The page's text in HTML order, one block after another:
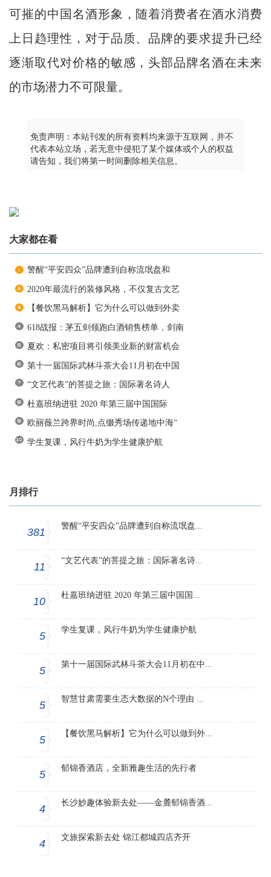
可摧的中国名酒形象，随着消费者在酒水消费
上日趋理性，对于品质、品牌的要求提升已经
逐渐取代对价格的敏感，头部品牌名酒在未来
的市场潜力不可限量。
免责声明：本站刊发的所有资料均来源于互联网，并不
代表本站立场，若无意中侵犯了某个媒体或个人的权益
请告知，我们将第一时间删除相关信息。
大家都在看
警醒“平安四众”品牌遭到自称流氓盘和
2020年最流行的装修风格，不仅复古文艺
【餐饮黑马解析】它为什么可以做到外卖
618战报：茅五剑领跑白酒销售榜单，剑南
夏欢：私密项目将引领美业新的财富机会
第十一届国际武林斗茶大会11月初在中国
“文艺代表”的菩提之旅：国际著名诗人
杜嘉班纳进驻 2020 年第三届中国国际
欧丽薇兰跨界时尚,点缀秀场传递地中海“
学生复课，风行牛奶为学生健康护航
月排行
381
警醒“平安四众”品牌遭到自称流氓盘...
11
“文艺代表”的菩提之旅：国际著名诗...
10
杜嘉班纳进驻 2020 年第三届中国国...
5
学生复课，风行牛奶为学生健康护航
5
第十一届国际武林斗茶大会11月初在中...
5
智慧甘肃需要生态大数据的N个理由 ...
5
【餐饮黑马解析】它为什么可以做到外...
5
郁锦香酒店，全新雅趣生活的先行者
4
长沙妙趣体验新去处——金麓郁锦香酒...
4
文旅探索新去处 锦江都城四店齐开